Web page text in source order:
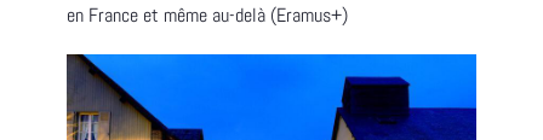
en France et même au-delà (Eramus+)